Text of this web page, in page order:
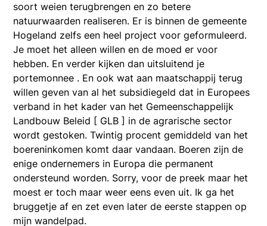
soort weien terugbrengen en zo betere
natuurwaarden realiseren. Er is binnen de gemeente
Hogeland zelfs een heel project voor geformuleerd.
Je moet het alleen willen en de moed er voor
hebben. En verder kijken dan uitsluitend je
portemonnee . En ook wat aan maatschappij terug
willen geven van al het subsidiegeld dat in Europees
verband in het kader van het Gemeenschappelijk
Landbouw Beleid [ GLB ] in de agrarische sector
wordt gestoken. Twintig procent gemiddeld van het
boereninkomen komt daar vandaan. Boeren zijn de
enige ondernemers in Europa die permanent
ondersteund worden. Sorry, voor de preek maar het
moest er toch maar weer eens even uit. Ik ga het
bruggetje af en zet even later de eerste stappen op
mijn wandelpad.